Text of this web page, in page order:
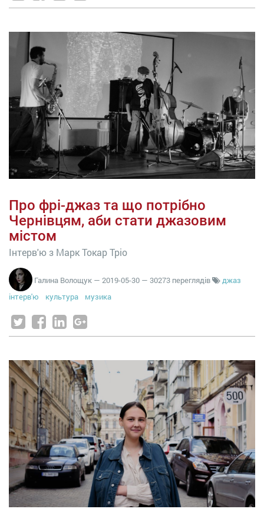
Про фрі-джаз та що потрібно
Чернівцям, аби стати джазовим
містом
Інтерв'ю з Марк Токар Тріо
Галина Волощук — 2019-05-30 — 30273 переглядів
джаз
інтерв'ю
культура музика